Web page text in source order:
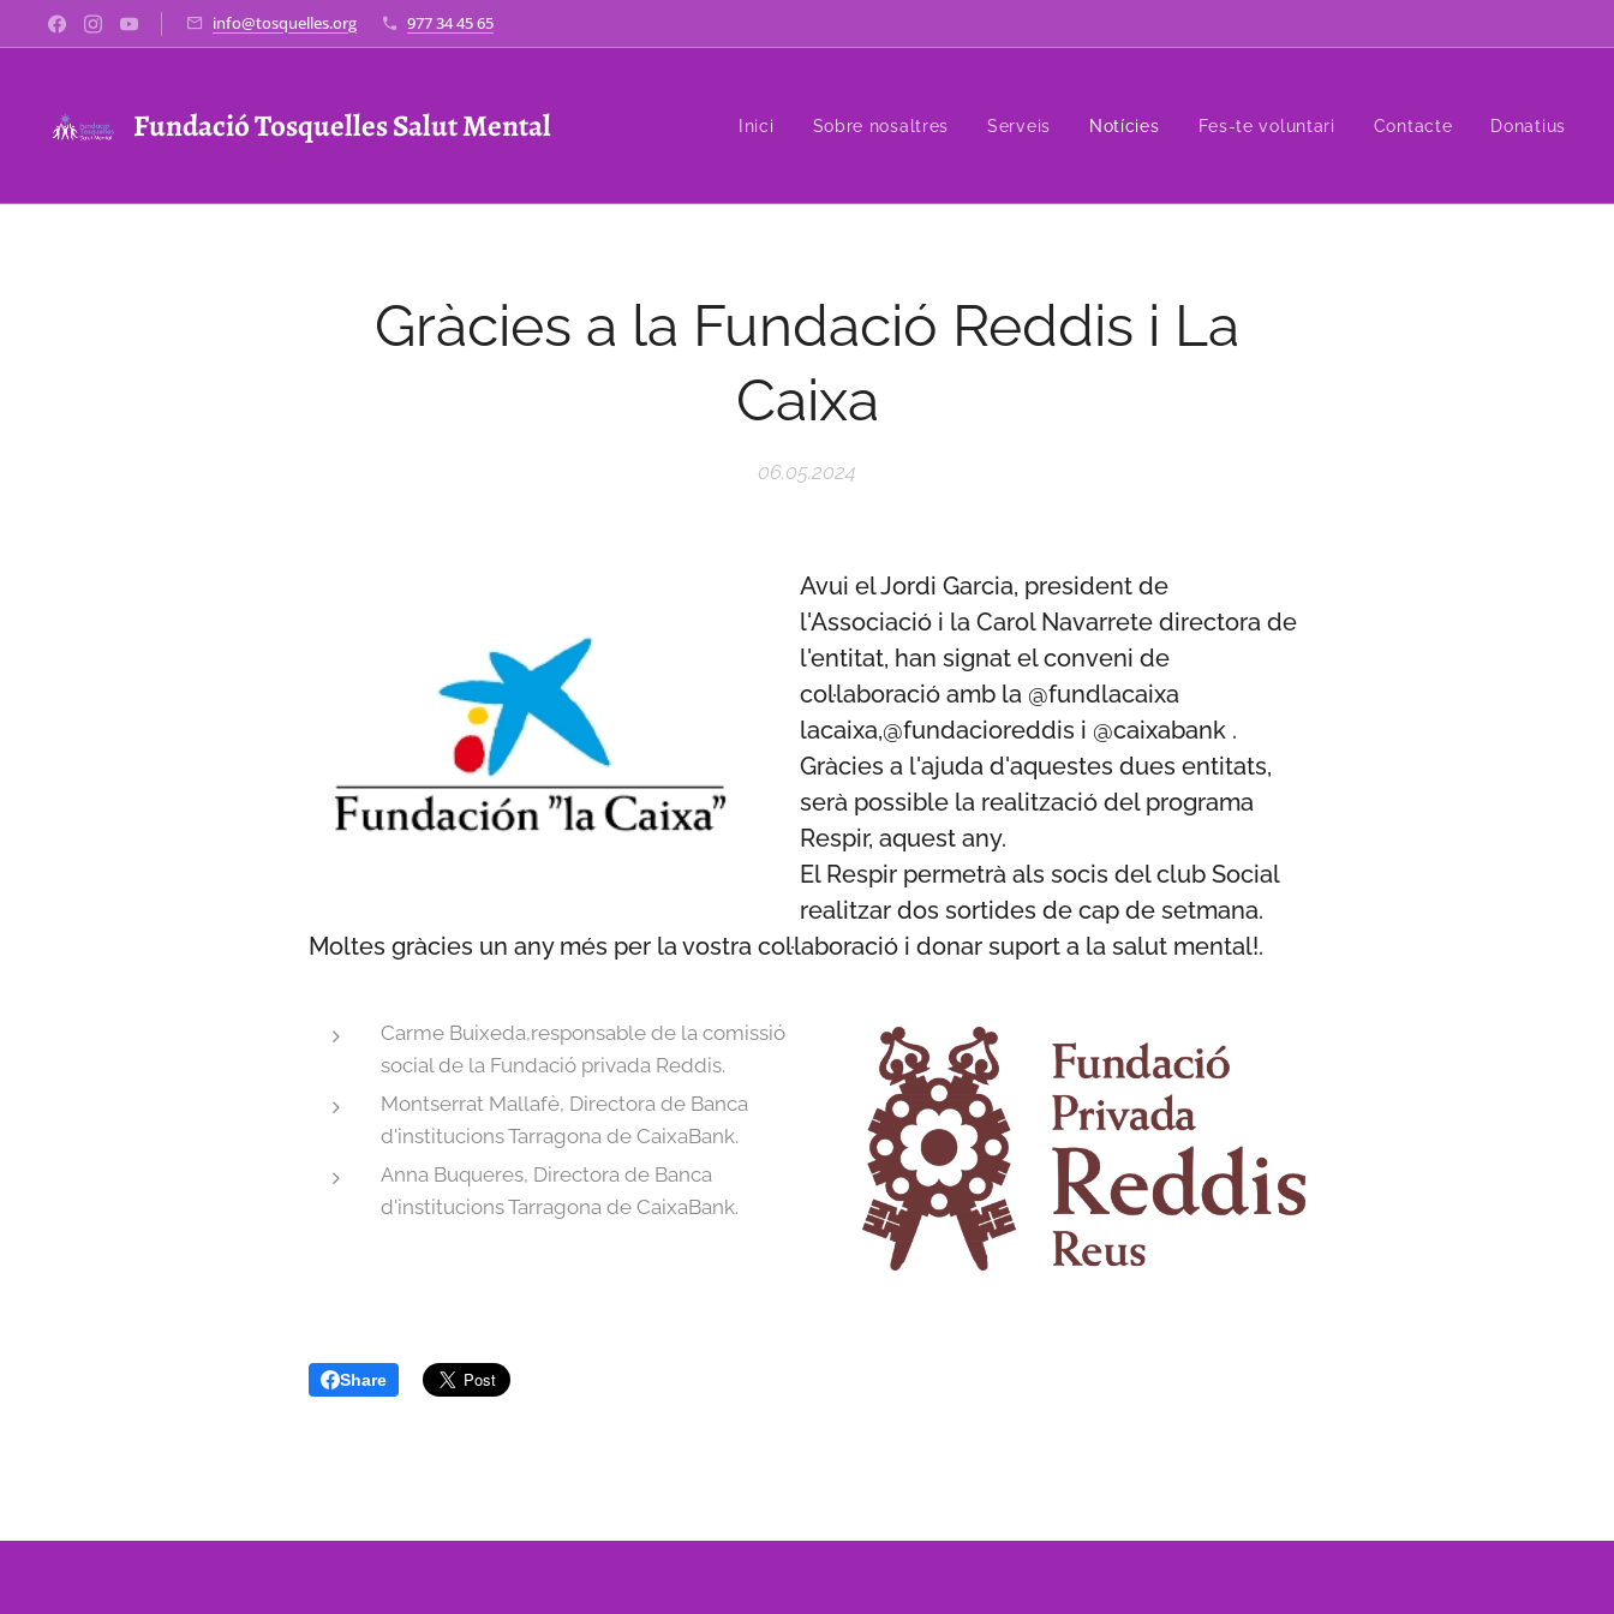
info@tosquelles.org 977 34 45 65
Fundació Tosquelles Salut Mental Inici Sobre nosaltres Serveis Notícies Fes-te voluntari Contacte Donatius
Gràcies a la Fundació Reddis i La
Caixa
06.05.2024
Avui el Jordi Garcia, president de
l'Associació i la Carol Navarrete directora de
l'entitat, han signat el conveni de
col·laboració amb la @fundlacaixa
lacaixa,@fundacioreddis i @caixabank .
Gràcies a l'ajuda d'aquestes dues entitats,
serà possible la realització del programa
Respir, aquest any.
El Respir permetrà als socis del club Social
realitzar dos sortides de cap de setmana.
Moltes gràcies un any més per la vostra col·laboració i donar suport a la salut mental!.
Carme Buixeda,responsable de la comissió
social de la Fundació privada Reddis.
Montserrat Mallafè, Directora de Banca
d'institucions Tarragona de CaixaBank.
Anna Buqueres, Directora de Banca
d'institucions Tarragona de CaixaBank.
Share